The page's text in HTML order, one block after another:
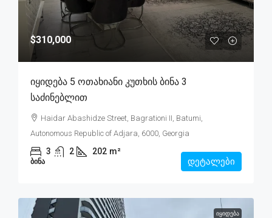
$310,000
Იყიდება 5 Ოთახიანი Კუთხის Ბინა 3
Საძინებლით
Haidar Abashidze Street, Bagrationi II, Batumi,
Autonomous Republic of Adjara, 6000, Georgia
3 2 202 m²
ᲑᲘᲜᲐ დეტალები
ᲘᲧᲘᲓᲔᲑᲐ